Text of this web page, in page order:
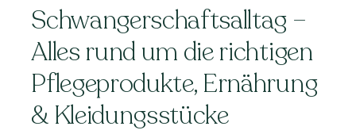
Schwangerschaftsalltag –
Alles rund um die richtigen
Pflegeprodukte, Ernährung
& Kleidungsstücke